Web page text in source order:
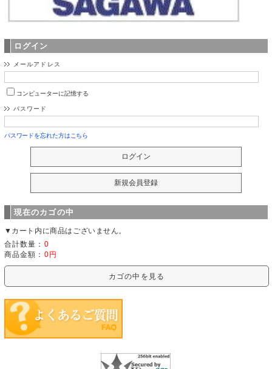
ログイン
メールアドレス
コンピューターに記憶する
パスワード
パスワードを忘れた方はこちら
現在のカゴの中
▼カート内に商品はございません。
合計数量： 0
商品金額： 0円
カゴの中を見る